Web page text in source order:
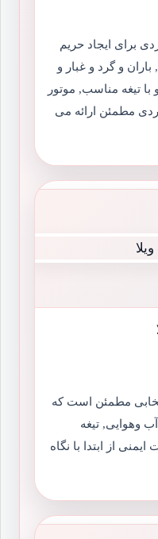
برای ایجاد حریم
و گرد و غبار و
تیغه مناسب, موتور
مطمئن ارائه می
مطمئن است که
وهوایی, تیغه
از ابتدا با نگاه